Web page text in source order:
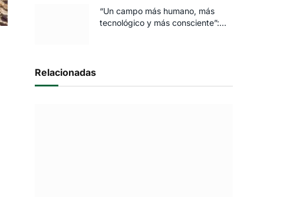
“Un campo más humano, más
tecnológico y más consciente”:
Relacionadas